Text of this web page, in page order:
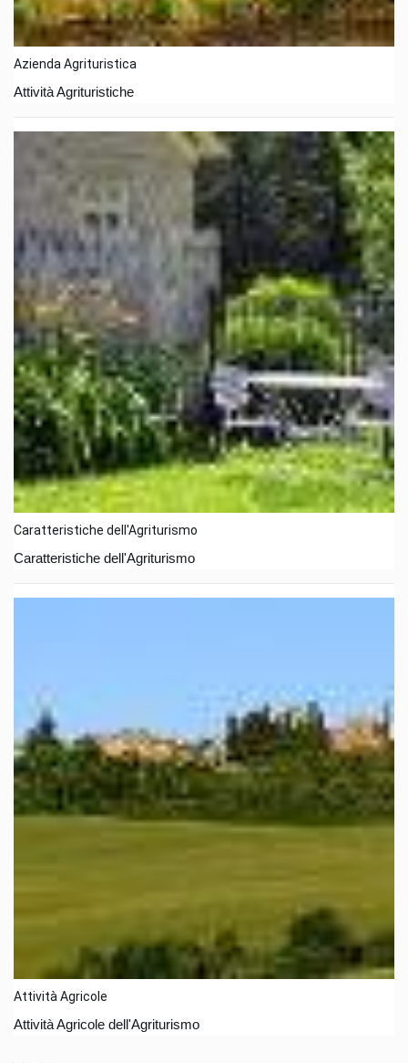
Azienda Agrituristica
Attività Agrituristiche
Caratteristiche dell'Agriturismo
Caratteristiche dell'Agriturismo
Attività Agricole
Attività Agricole dell'Agriturismo